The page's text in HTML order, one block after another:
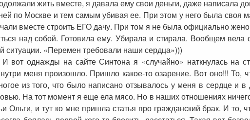
жить вместе, я давала ему свои деньги, даже написала
по Москве и тем самым убивая ее. При этом у него была своя
вместе строить ЕГО дачу. При том я не была официально
над собой. Готовила ему. Убирала и стирала. Вообщем вела
ситуации. «Перемен требовали наши сердца»)))
вот однажды на сайте Синтона я «случайно» наткнулась на
меня произошло. Пришло какое-то озарение. Вот оно!!! То,
из того, что было написано отзывалось у меня в сердце и
На тот момент я еще ела мясо. Но в наших отношениях
Ольги, и тут ко мне пришла статья про гражданский брак. И то,